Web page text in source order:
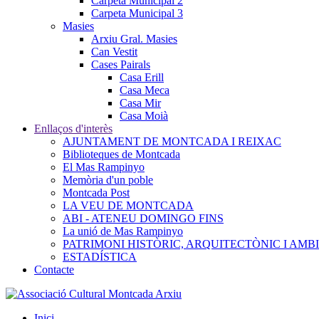
Carpeta Municipal 3
Masies
Arxiu Gral. Masies
Can Vestit
Cases Pairals
Casa Erill
Casa Meca
Casa Mir
Casa Moià
Enllaços d'interès
AJUNTAMENT DE MONTCADA I REIXAC
Biblioteques de Montcada
El Mas Rampinyo
Memòria d'un poble
Montcada Post
LA VEU DE MONTCADA
ABI - ATENEU DOMINGO FINS
La unió de Mas Rampinyo
PATRIMONI HISTÒRIC, ARQUITECTÒNIC I
ESTADÍSTICA
Contacte